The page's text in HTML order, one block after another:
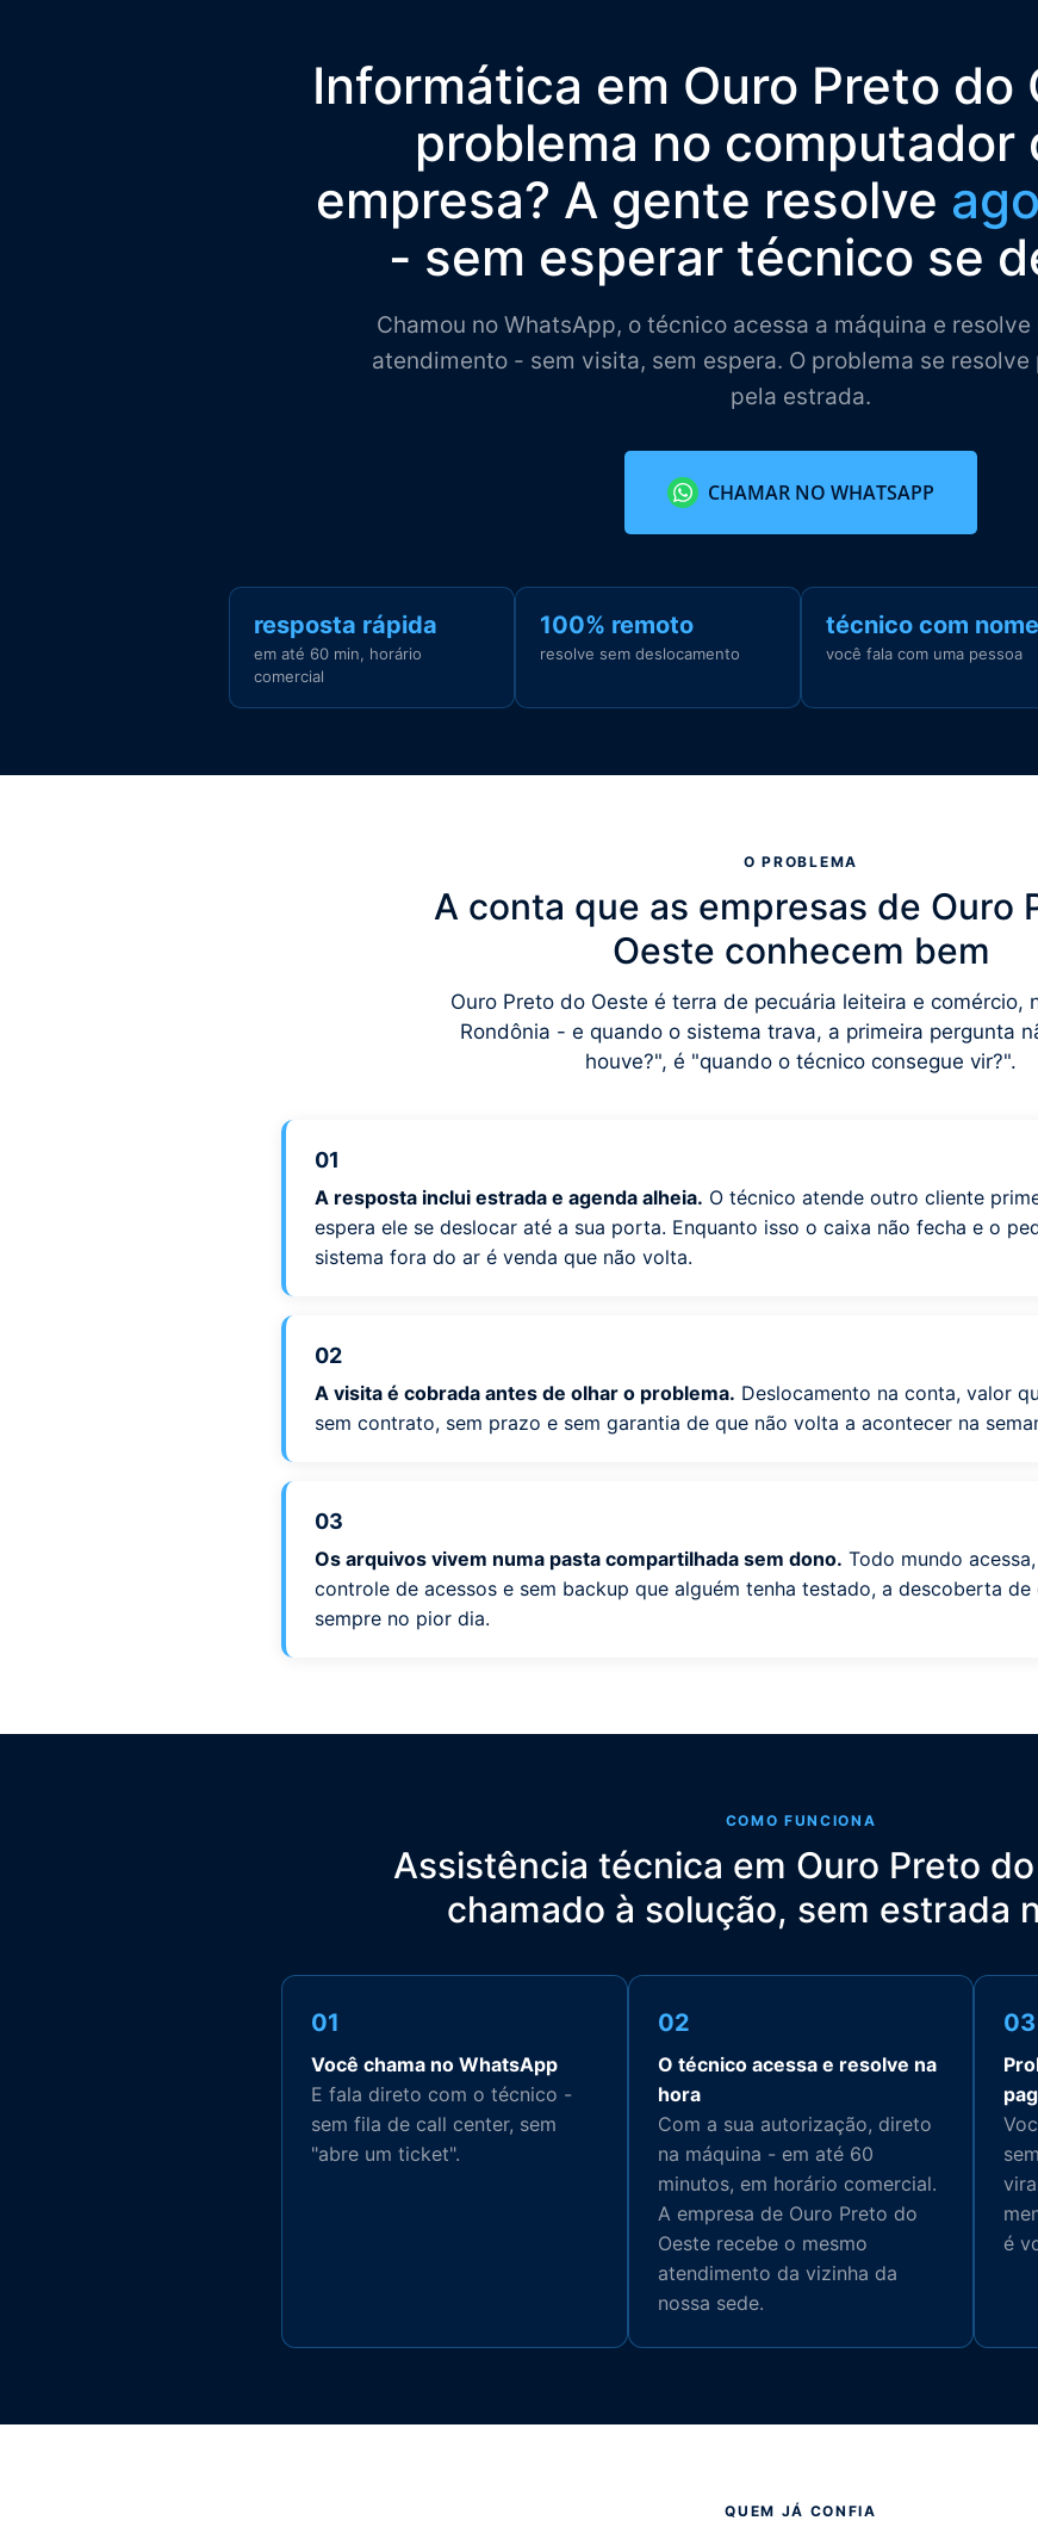
Informática em Ouro Preto do
problema no computador
empresa? A gente resolve
- sem esperar técnico se
Chamou no WhatsApp, o técnico acessa a máquina e
atendimento - sem visita, sem espera. O problema se resolve
pela estrada.
CHAMAR NO WHATSAPP
resposta rápida
em até 60 min, horário
comercial
100% remoto
resolve sem deslocamento
técnico com nome
você fala com uma pessoa
O PROBLEMA
A conta que as empresas de Ouro
Oeste conhecem bem
Ouro Preto do Oeste é terra de pecuária leiteira e comércio,
Rondônia - e quando o sistema trava, a primeira pergunta
houve?", é "quando o técnico consegue vir?".
01
A resposta inclui estrada e agenda alheia. O técnico atende outro cliente
espera ele se deslocar até a sua porta. Enquanto isso o caixa não fecha e o
sistema fora do ar é venda que não volta.
02
A visita é cobrada antes de olhar o problema. Deslocamento na conta, valor
sem contrato, sem prazo e sem garantia de que não volta a acontecer na
03
Os arquivos vivem numa pasta compartilhada sem dono. Todo mundo
controle de acessos e sem backup que alguém tenha testado, a descoberta
sempre no pior dia.
COMO FUNCIONA
Assistência técnica em Ouro Preto
chamado à solução, sem estrada
01
Você chama no WhatsApp
E fala direto com o técnico -
sem fila de call center, sem
"abre um ticket".
02
O técnico acessa e resolve na
hora
Com a sua autorização, direto
na máquina - em até 60
minutos, em horário comercial.
A empresa de Ouro Preto do
Oeste recebe o mesmo
atendimento da vizinha da
nossa sede.
03
é
QUEM JÁ CONFIA